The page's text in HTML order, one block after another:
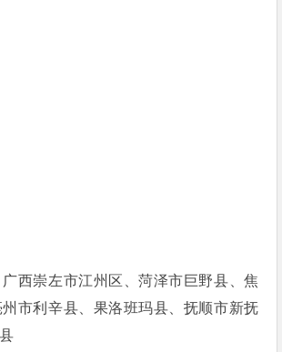
西崇左市江州区、菏泽市巨野县、焦
市利辛县、果洛班玛县、抚顺市新抚